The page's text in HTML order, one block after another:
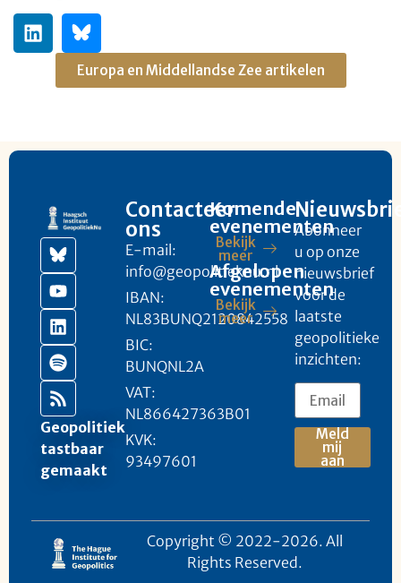
Europa en Middellandse Zee artikelen
Geopolitiek
tastbaar
gemaakt
Contacteer
ons
E-mail:
info@geopolitieknu.nl
IBAN:
NL83BUNQ2120842558
BIC:
BUNQNL2A
VAT:
NL866427363B01
KVK:
93497601
Komende
evenementen
Bekijk
meer
Afgelopen
evenementen
Bekijk
meer
Abonneer
u op onze
nieuwsbrief
voor de
laatste
geopolitieke
inzichten:
Meld
mij
aan
Copyright © 2022-2026. All
Rights Reserved.